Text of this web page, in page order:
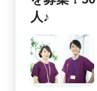
生も充実して
です。 ＜業
務で、バイタ
薬指導など、
原市エリアを
看護の経験を
人♪